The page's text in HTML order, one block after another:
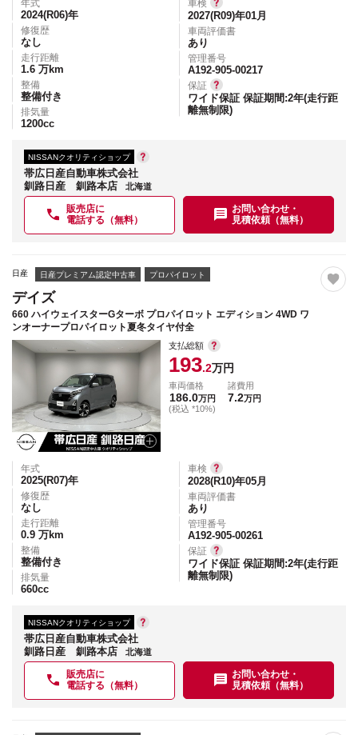
年式
2024(R06)年
修復歴
なし
走行距離
1.6 万km
整備
整備付き
排気量
1200cc
車検
2027(R09)年01月
車両評価書
あり
管理番号
A192-905-00217
保証
ワイド保証 保証期間:2年(走行距
離無制限)
NISSANクオリティショップ
帯広日産自動車株式会社
釧路日産 釧路本店
北海道
販売店に
電話する（無料）
お問い合わせ・
見積依頼（無料）
日産 日産プレミアム認定中古車 プロパイロット
デイズ
660 ハイウェイスターGターボ プロパイロット エディション 4WD ワ
ンオーナープロパイロット夏冬タイヤ付全
支払総額
193.2万円
車両価格
186.0万円
(税込 *10%)
諸費用
7.2万円
年式
2025(R07)年
修復歴
なし
走行距離
0.9 万km
整備
整備付き
排気量
660cc
車検
2028(R10)年05月
車両評価書
あり
管理番号
A192-905-00261
保証
ワイド保証 保証期間:2年(走行距
離無制限)
NISSANクオリティショップ
帯広日産自動車株式会社
釧路日産 釧路本店
北海道
販売店に
電話する（無料）
お問い合わせ・
見積依頼（無料）